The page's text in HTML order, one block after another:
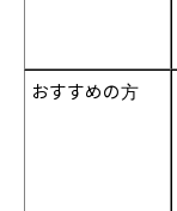
おすすめの方